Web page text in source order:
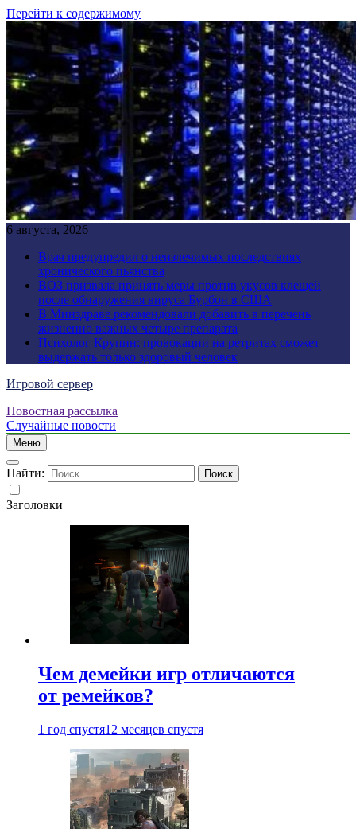
Перейти к содержимому
6 августа, 2026
Врач предупредил о неизлечимых последствиях
хронического пьянства
ВОЗ призвала принять меры против укусов клещей
после обнаружения вируса Бурбон в США
В Минздраве рекомендовали добавить в перечень
жизненно важных четыре препарата
Психолог Крупин: провокации на ретритах сможет
выдержать только здоровый человек
Игровой сервер
Новостная рассылка
Случайные новости
Меню
Найти:
Заголовки
Чем демейки игр отличаются
от ремейков?
1 год спустя12 месяцев спустя